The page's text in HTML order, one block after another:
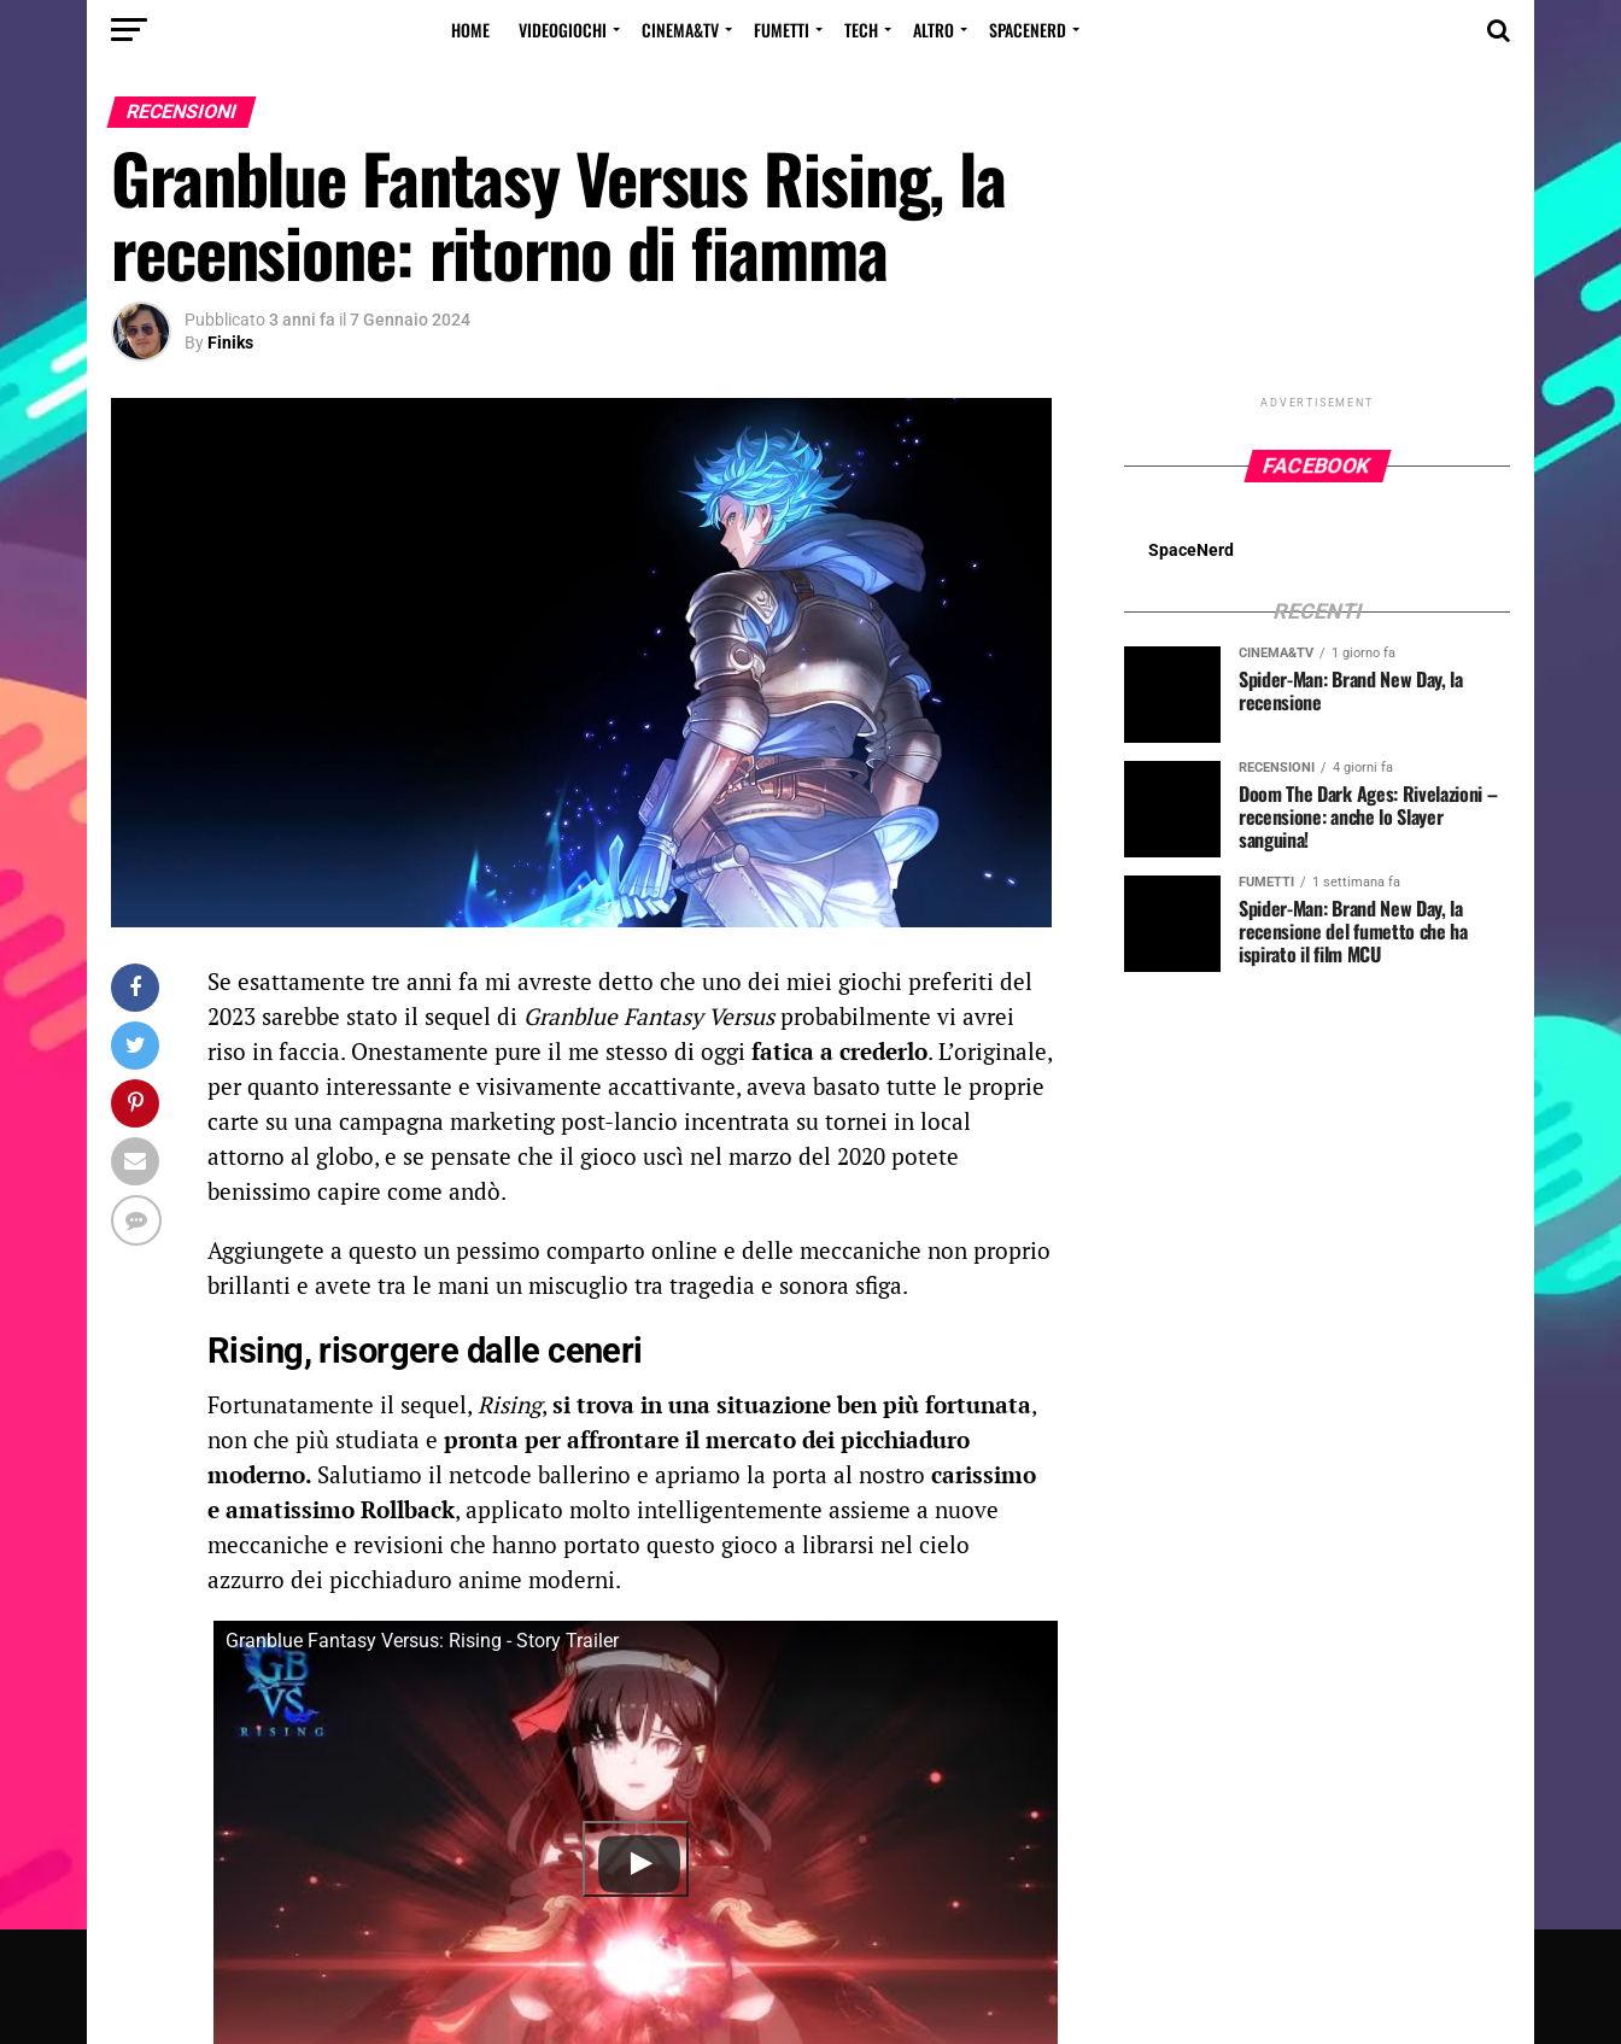
HOME VIDEOGIOCHI CINEMA&TV FUMETTI TECH ALTRO SPACENERD
RECENSIONI
Granblue Fantasy Versus Rising, la
recensione: ritorno di fiamma
Pubblicato3 anni fa il 7 Gennaio 2024
ByFiniks
Se esattamente tre anni fa mi avreste detto che uno dei miei giochi preferiti del
2023 sarebbe stato il sequel di Granblue Fantasy Versusprobabilmente vi avrei
riso in faccia. Onestamente pure il me stesso di oggi fatica a crederlo. L’originale,
per quanto interessante e visivamente accattivante, aveva basato tutte le proprie
carte su una campagna marketing post-lancio incentrata su tornei in local
attorno al globo, e se pensate che il gioco uscì nel marzo del 2020 potete
benissimo capire come andò.
Aggiungete a questo un pessimo comparto online e delle meccaniche non proprio
brillanti e avete tra le mani un miscuglio tra tragedia e sonora sfiga.
Rising, risorgere dalle ceneri
Fortunatamente il sequel, Rising, si trova in una situazione ben più fortunata,
non che più studiata e pronta per affrontare il mercato dei picchiaduro
moderno. Salutiamo il netcode ballerino e apriamo la porta al nostro carissimo
e amatissimo Rollback, applicato molto intelligentemente assieme a nuove
meccaniche e revisioni che hanno portato questo gioco a librarsi nel cielo
azzurro dei picchiaduro anime moderni.
Granblue Fantasy Versus: Rising - Story Trailer
ADVERTISEMENT
FACEBOOK
SpaceNerd
RECENTI
CINEMA&TV 1 giorno fa
Spider-Man: Brand New Day, la
recensione
RECENSIONI 4 giorni fa
Doom The Dark Ages: Rivelazioni –
recensione: anche lo Slayer
sanguina!
FUMETTI 1 settimana fa
Spider-Man: Brand New Day, la
recensione del fumetto che ha
ispirato il film MCU